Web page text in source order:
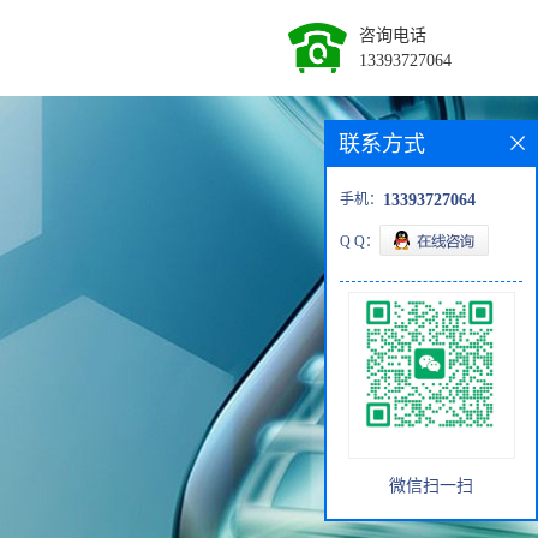
咨询电话
13393727064
联系方式
手机： 13393727064
Q Q：
微信扫一扫